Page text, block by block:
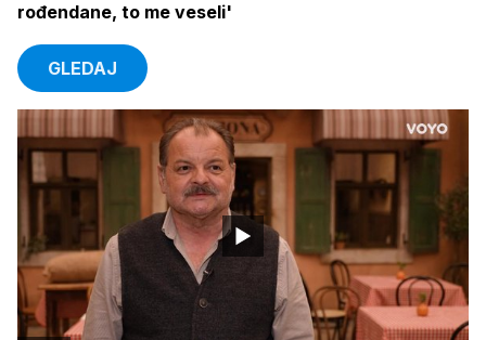
rođendane, to me veseli'
GLEDAJ